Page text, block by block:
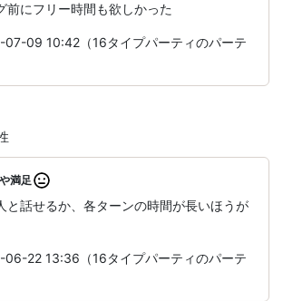
前にフリー時間も欲しかった
09 10:42（16タイプパーティのパーテ
満足
と話せるか、各ターンの時間が長いほうが
22 13:36（16タイプパーティのパーテ